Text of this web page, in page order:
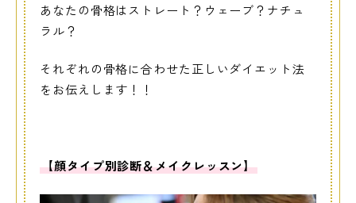
あなたの骨格はストレート？ウェーブ？ナチュ
ラル？
それぞれの骨格に合わせた正しいダイエット法
をお伝えします！！
【顔タイプ別診断＆メイクレッスン】